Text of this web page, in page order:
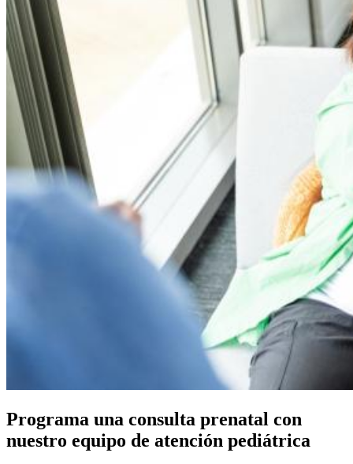
Programa una consulta prenatal con
nuestro equipo de atención pediátrica